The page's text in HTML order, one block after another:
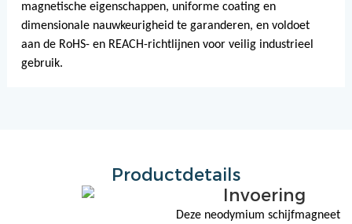
magnetische eigenschappen, uniforme coating en
dimensionale nauwkeurigheid te garanderen, en voldoet
aan de RoHS- en REACH-richtlijnen voor veilig industrieel
gebruik.
Productdetails
Invoering
Deze neodymium schijfmagneet